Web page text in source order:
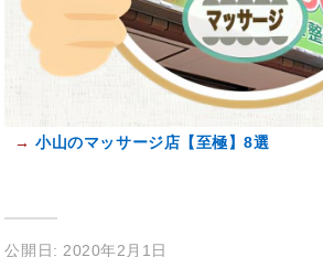
→ 小山のマッサージ店【至極】8選
公開日: 2020年2月1日